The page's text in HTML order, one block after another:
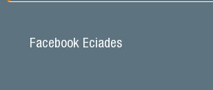
Facebook Eciades